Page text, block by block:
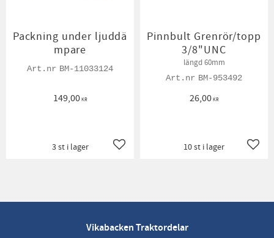
Packning under ljuddä
mpare
BM-11033124
149,00KR
Lägg till i favoriter
3 st i lager
Pinnbult Grenrör/topp
3/8"UNC
längd 60mm
BM-953492
26,00KR
10 st i lager
Vikabacken Traktordelar